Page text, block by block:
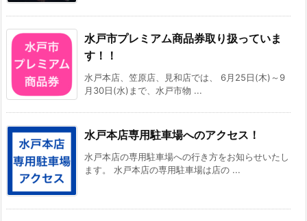
水戸市プレミアム商品券取り扱っていま
す！！
水戸本店、笠原店、見和店では、 6月25日(木)～9
月30日(水)まで、水戸市物 ...
水戸本店専用駐車場へのアクセス！
水戸本店の専用駐車場への行き方をお知らせいたし
ます。 水戸本店の専用駐車場は店の ...